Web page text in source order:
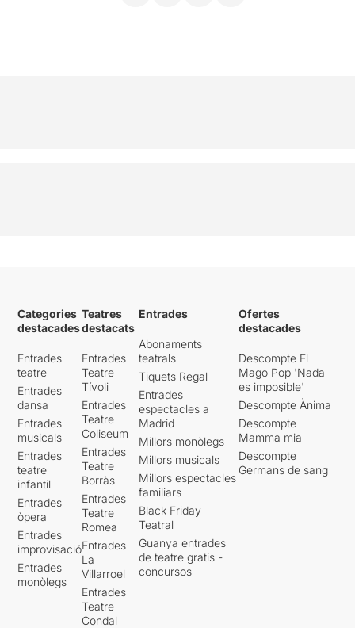
Categories
destacades
Entrades
teatre
Entrades
dansa
Entrades
musicals
Entrades
teatre
infantil
Entrades
òpera
Entrades
improvisació
Entrades
monòlegs
Teatres
destacats
Entrades
Teatre
Tívoli
Entrades
Teatre
Coliseum
Entrades
Teatre
Borràs
Entrades
Teatre
Romea
Entrades
La
Villarroel
Entrades
Teatre
Condal
Entrades
Abonaments
teatrals
Tiquets Regal
Entrades
espectacles a
Madrid
Millors monòlegs
Millors musicals
Millors espectacles
familiars
Black Friday
Teatral
Guanya entrades
de teatre gratis -
concursos
Ofertes
destacades
Descompte El
Mago Pop 'Nada
es imposible'
Descompte Ànima
Descompte
Mamma mia
Descompte
Germans de sang